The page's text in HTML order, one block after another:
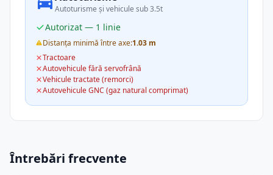
Autoturisme și vehicule sub 3.5t
Autorizat — 1 linie
Distanța minimă între axe:1.03 m
Tractoare
Autovehicule fără servofrână
Vehicule tractate (remorci)
Autovehicule GNC (gaz natural comprimat)
Întrebări frecvente